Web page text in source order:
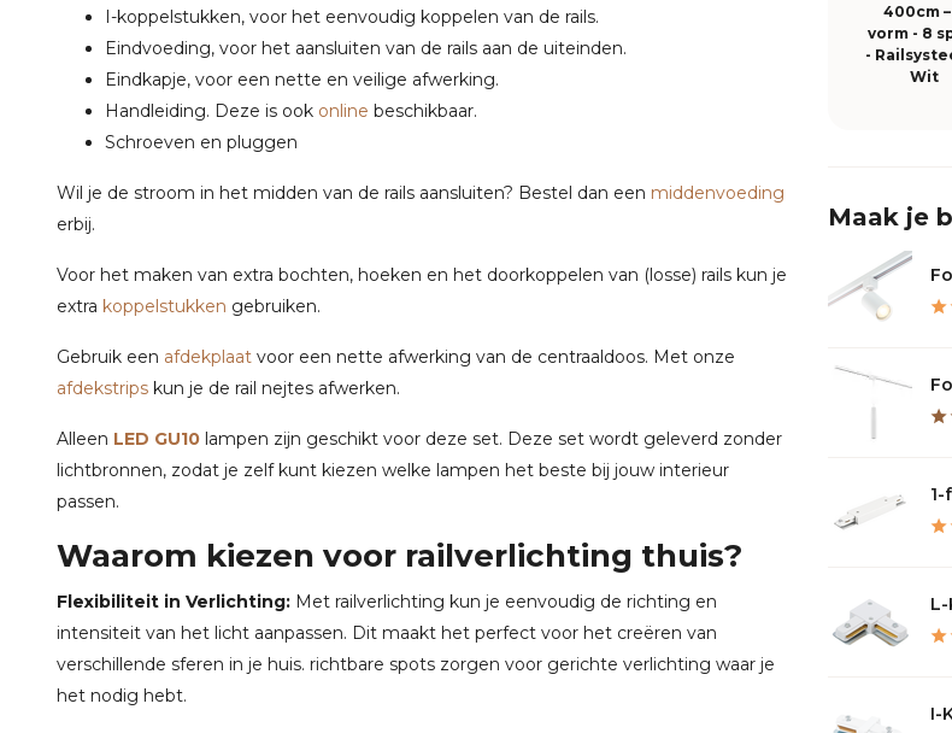
I-koppelstukken, voor het eenvoudig koppelen van de rails.
Eindvoeding, voor het aansluiten van de rails aan de uiteinden.
Eindkapje, voor een nette en veilige afwerking.
Handleiding. Deze is ook online beschikbaar.
Schroeven en pluggen
Wil je de stroom in het midden van de rails aansluiten? Bestel dan een middenvoeding
erbij.
Voor het maken van extra bochten, hoeken en het doorkoppelen van (losse) rails kun je
extra koppelstukken gebruiken.
Gebruik een afdekplaat voor een nette afwerking van de centraaldoos. Met onze
afdekstrips kun je de rail nejtes afwerken.
Alleen LED GU10 lampen zijn geschikt voor deze set. Deze set wordt geleverd zonder
lichtbronnen, zodat je zelf kunt kiezen welke lampen het beste bij jouw interieur
passen.
Waarom kiezen voor railverlichting thuis?
Flexibiliteit in Verlichting: Met railverlichting kun je eenvoudig de richting en
intensiteit van het licht aanpassen. Dit maakt het perfect voor het creëren van
verschillende sferen in je huis. richtbare spots zorgen voor gerichte verlichting waar je
het nodig hebt.
400cm –
vorm - 8
-
Wit
Maak je
I-